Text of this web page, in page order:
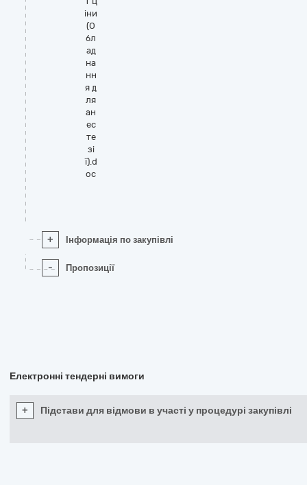
іни
(О
бл
ад
на
нн
я д
ля
ан
ес
те
зі
ї).d
oc
+ Інформація по закупівлі
- Пропозиції
Електронні тендерні вимоги
+ Підстави для відмови в участі у процедурі закупівлі